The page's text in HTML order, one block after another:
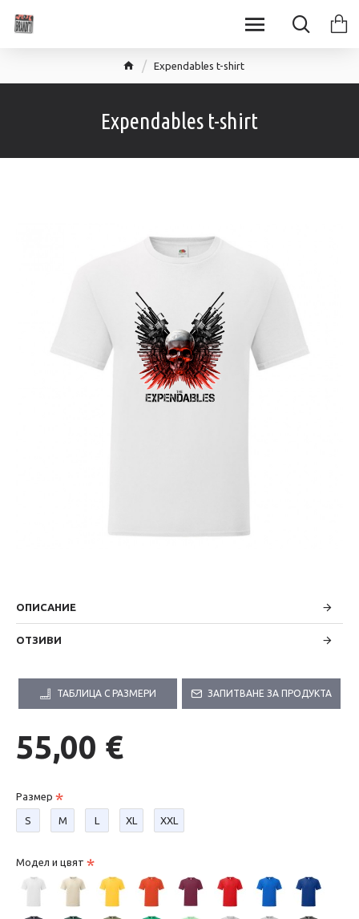
Expendables t-shirt
Expendables t-shirt
ОПИСАНИЕ
ОТЗИВИ
ТАБЛИЦА С РАЗМЕРИ ЗАПИТВАНЕ ЗА ПРОДУКТА
55,00 €
Размер
S М L XL XXL
Модел и цвят